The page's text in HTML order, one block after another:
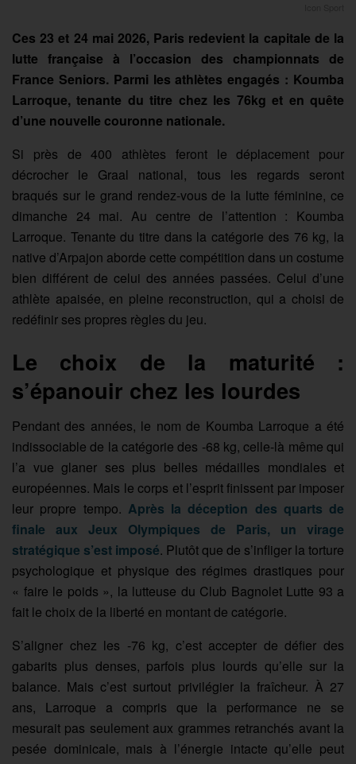
Ces 23 et 24 mai 2026, Paris redevient la capitale de la
lutte française à l’occasion des championnats de
France Seniors. Parmi les athlètes engagés : Koumba
Larroque, tenante du titre chez les 76kg et en quête
d’une nouvelle couronne nationale.
Si près de 400 athlètes feront le déplacement pour
décrocher le Graal national, tous les regards seront
braqués sur le grand rendez-vous de la lutte féminine, ce
dimanche 24 mai. Au centre de l’attention : Koumba
Larroque. Tenante du titre dans la catégorie des 76 kg, la
native d’Arpajon aborde cette compétition dans un costume
bien différent de celui des années passées. Celui d’une
athlète apaisée, en pleine reconstruction, qui a choisi de
redéfinir ses propres règles du jeu.
Le choix de la maturité :
s’épanouir chez les lourdes
Pendant des années, le nom de Koumba Larroque a été
indissociable de la catégorie des -68 kg, celle-là même qui
l’a vue glaner ses plus belles médailles mondiales et
européennes. Mais le corps et l’esprit finissent par imposer
leur propre tempo. Après la déception des quarts de
finale aux Jeux Olympiques de Paris, un virage
stratégique s’est imposé. Plutôt que de s’infliger la torture
psychologique et physique des régimes drastiques pour
« faire le poids », la lutteuse du Club Bagnolet Lutte 93 a
fait le choix de la liberté en montant de catégorie.
S’aligner chez les -76 kg, c’est accepter de défier des
gabarits plus denses, parfois plus lourds qu’elle sur la
balance. Mais c’est surtout privilégier la fraîcheur. À 27
ans, Larroque a compris que la performance ne se
mesurait pas seulement aux grammes retranchés avant la
pesée dominicale, mais à l’énergie intacte qu’elle peut